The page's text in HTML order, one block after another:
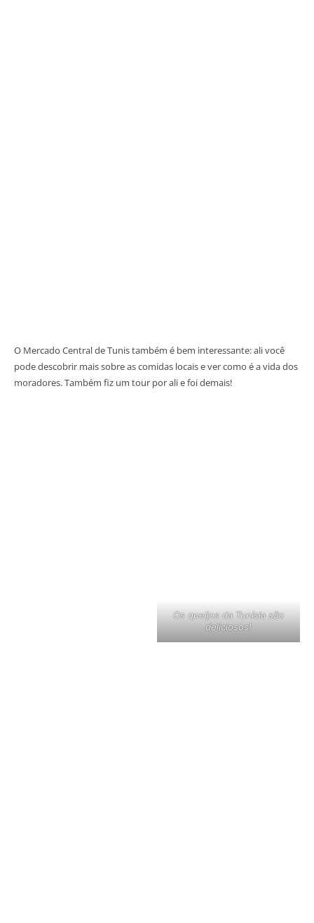
O Mercado Central de Tunis também é bem interessante: ali você
pode descobrir mais sobre as comidas locais e ver como é a vida dos
moradores. Também fiz um tour por ali e foi demais!
Os queijos da Tunísia são
deliciosos!